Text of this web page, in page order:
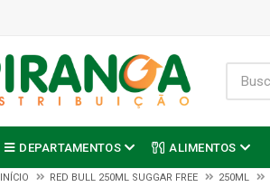
DEPARTAMENTOS ALIMENTOS
INÍCIO RED BULL 250ML SUGGAR FREE 250ML